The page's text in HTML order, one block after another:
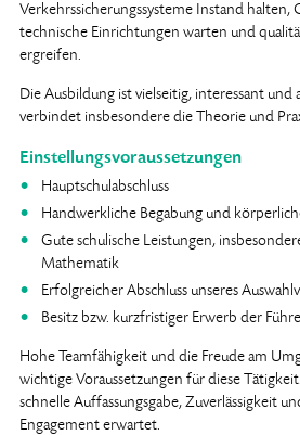
Verkehrssicherungssysteme Instand halten,
technische Einrichtungen warten und
ergreifen.
Die Ausbildung ist vielseitig, interessant und
verbindet insbesondere die Theorie und
Einstellungsvoraussetzungen
Hauptschulabschluss
Handwerkliche Begabung und
Gute schulische Leistungen,
Mathematik
Erfolgreicher Abschluss unseres
Besitz bzw. kurzfristiger Erwerb der
Hohe Teamfähigkeit und die Freude am
wichtige Voraussetzungen für diese
schnelle Auffassungsgabe, Zuverlässigkeit
Engagement erwartet.